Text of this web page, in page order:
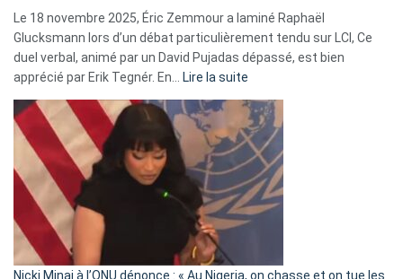
fake
news
»
Le 18 novembre 2025, Éric Zemmour a laminé Raphaël
Glucksmann lors d’un débat particulièrement tendu sur LCI, Ce
duel verbal, animé par un David Pujadas dépassé, est bien
apprécié par Erik Tegnér. En…
Lire la suite
Tegnér
exulte
« Zemmour
a
tout
parle
Nicki Minaj à l’ONU dénonce : « Au Nigeria, on chasse et on tue les